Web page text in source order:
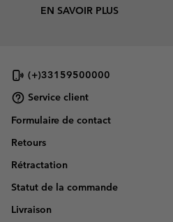
EN SAVOIR PLUS
(+)33159500000
Service client
Formulaire de contact
Retours
Rétractation
Statut de la commande
Livraison